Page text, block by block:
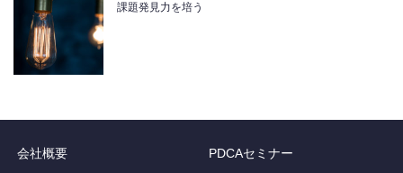
課題発見力を培う
会社概要 PDCAセミナー